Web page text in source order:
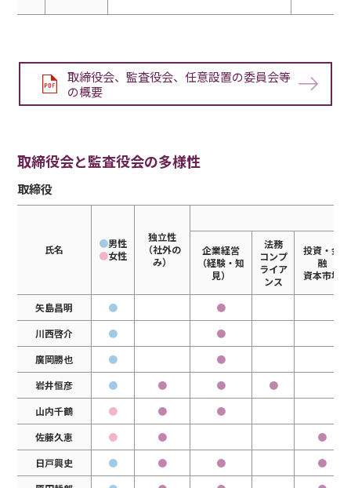
取締役会、監査役会、任意設置の委員会等
の概要
取締役会と監査役会の多様性
取締役
氏名 ●男性
●女性
独立性
（社外の
み）
企業経営
（経験・知
見）
法務
コンプ
ライア
ンス
投資・金
融
資本市場
矢島昌明 ●
●
川西啓介
●
●
廣岡勝也
●
●
岩井恒彦
● ● ●
●
山内千鶴
● ●
●
佐藤久恵
● ●
●
日戸興史
● ● ●
●